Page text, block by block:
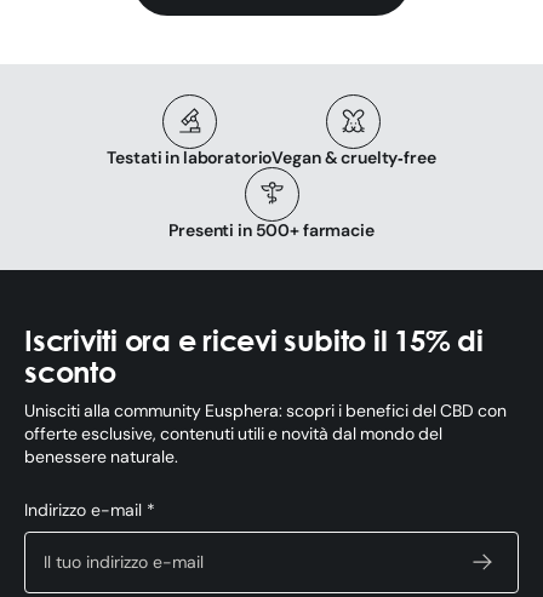
Testati in laboratorioVegan & cruelty‑free
Presenti in 500+ farmacie
Iscriviti ora e ricevi subito il 15% di
sconto
Unisciti alla community Eusphera: scopri i benefici del CBD con
offerte esclusive, contenuti utili e novità dal mondo del
benessere naturale.
Indirizzo e-mail *